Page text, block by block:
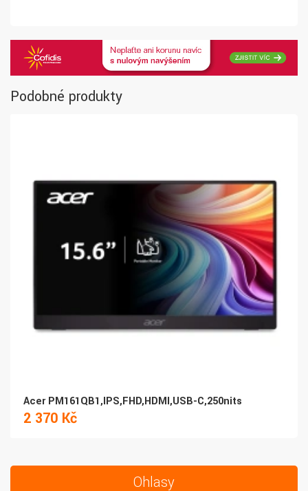
Podobné produkty
Acer PM161QB1,IPS,FHD,HDMI,USB-C,250nits
2 370 Kč
Ohlasy